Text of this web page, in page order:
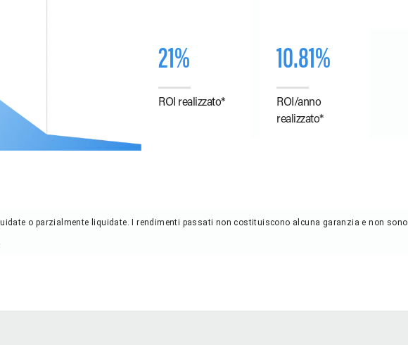
21%
ROI realizzato*
10.81%
ROI/anno
realizzato*
o parzialmente liquidate. I rendimenti passati non costituiscono alcuna garanzia e non sono